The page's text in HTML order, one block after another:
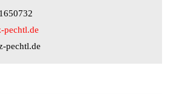
pechtl.de
pechtl.de